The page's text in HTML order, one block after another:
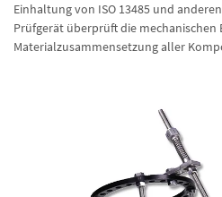
Einhaltung von ISO 13485 und
Prüfgerät überprüft die mechanischen
Materialzusammensetzung aller